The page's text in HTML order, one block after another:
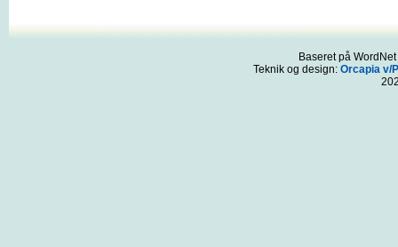
Baseret på
Teknik og design: Orcapia v/